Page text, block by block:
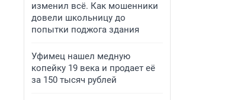
изменил всё. Как мошенники
довели школьницу до
попытки поджога здания
Уфимец нашел медную
копейку 19 века и продает её
за 150 тысяч рублей